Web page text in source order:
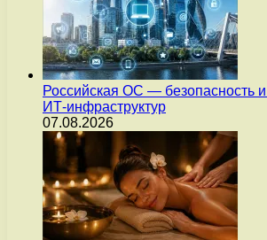
Российская ОС — безопасность и
ИТ-инфраструктур
07.08.2026